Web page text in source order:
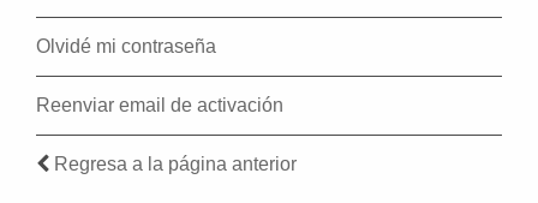
Olvidé mi contraseña
Reenviar email de activación
Regresa a la página anterior